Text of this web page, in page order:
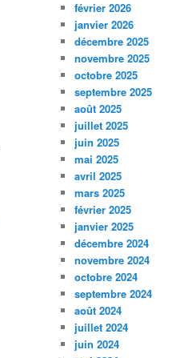
février 2026
janvier 2026
décembre 2025
novembre 2025
octobre 2025
septembre 2025
août 2025
juillet 2025
juin 2025
mai 2025
avril 2025
mars 2025
février 2025
janvier 2025
décembre 2024
novembre 2024
octobre 2024
septembre 2024
août 2024
juillet 2024
juin 2024